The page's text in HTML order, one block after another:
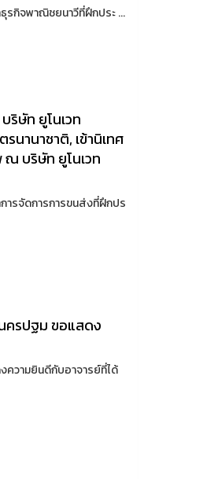
ธุรกิจพาณิชยนาวีที่ฝึกประ ...
ริษัท ยูโนเวท
นานาชาติ, เข้านิเทศ
บริษัท ยูโนเวท
การจัดการการขนส่งที่ฝึกปร
ครปฐม ขอแสดง
วามยินดีกับอาจารย์ที่ได้